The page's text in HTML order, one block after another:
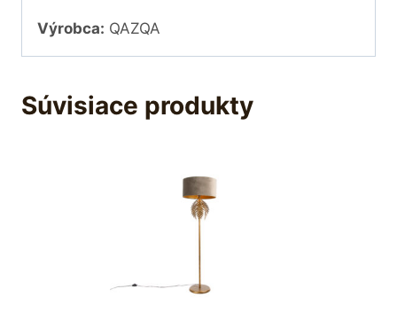
Výrobca: QAZQA
Súvisiace produkty